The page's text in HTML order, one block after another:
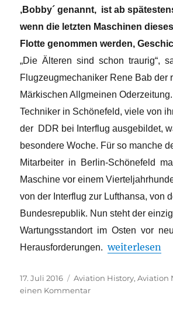
,Bobby´ genannt, ist ab
wenn die letzten Maschinen
Flotte genommen werden,
„Die Älteren sind schon traurig“,
Flugzeugmechaniker Rene Bab der
Märkischen Allgmeinen
Techniker in Schönefeld, viele von
der DDR bei Interflug ausgebildet,
besondere Woche. Für so manche
Mitarbeiter in Berlin-Schönefeld
Maschine vor einem
von der Interflug zur Lufthansa, von
Bundesrepublik. Nun steht der
Wartungsstandort im Osten vor
Herausforderungen. „Die
weiterlesen
Veröffentlicht
am
17. Juli 2016 Kategorien
Aviation History,Aviation
einen Kommentarzu